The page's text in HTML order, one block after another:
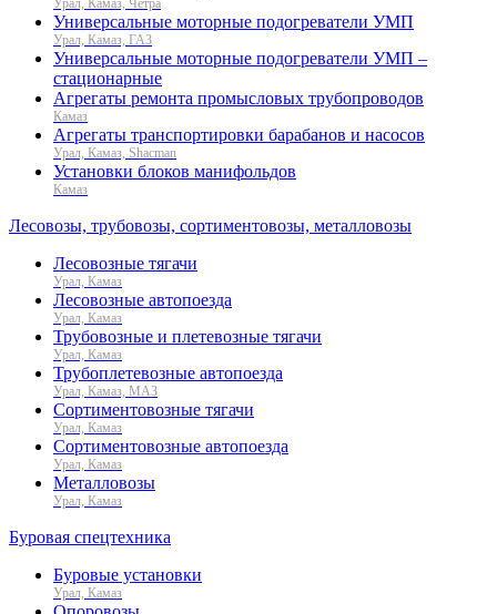
Урал, Камаз, Четра
Универсальные моторные подогреватели УМП
Урал, Камаз, ГАЗ
Универсальные моторные подогреватели УМП –
стационарные
Агрегаты ремонта промысловых трубопроводов
Камаз
Агрегаты транспортировки барабанов и насосов
Урал, Камаз, Shacman
Установки блоков манифольдов
Камаз
Лесовозы, трубовозы, сортиментовозы, металловозы
Лесовозные тягачи
Урал, Камаз
Лесовозные автопоезда
Урал, Камаз
Трубовозные и плетевозные тягачи
Урал, Камаз
Трубоплетевозные автопоезда
Урал, Камаз, МАЗ
Сортиментовозные тягачи
Урал, Камаз
Сортиментовозные автопоезда
Урал, Камаз
Металловозы
Урал, Камаз
Буровая спецтехника
Буровые установки
Урал, Камаз